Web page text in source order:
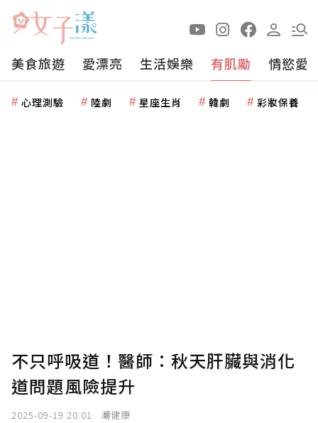
美食旅遊 愛漂亮 生活娛樂 有肌勵 情慾愛
心理測驗 陸劇 星座生肖 韓劇 彩妝保養
不只呼吸道！醫師：秋天肝臟與消化
道問題風險提升
2025-09-19 20:01 潮健康